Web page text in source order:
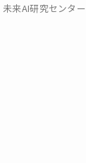
未来AI研究センター